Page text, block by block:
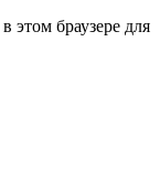
этом браузере для